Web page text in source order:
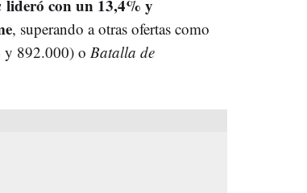
lideró con un 13,4% y
, superando a otras ofertas como
892.000) o Batalla de